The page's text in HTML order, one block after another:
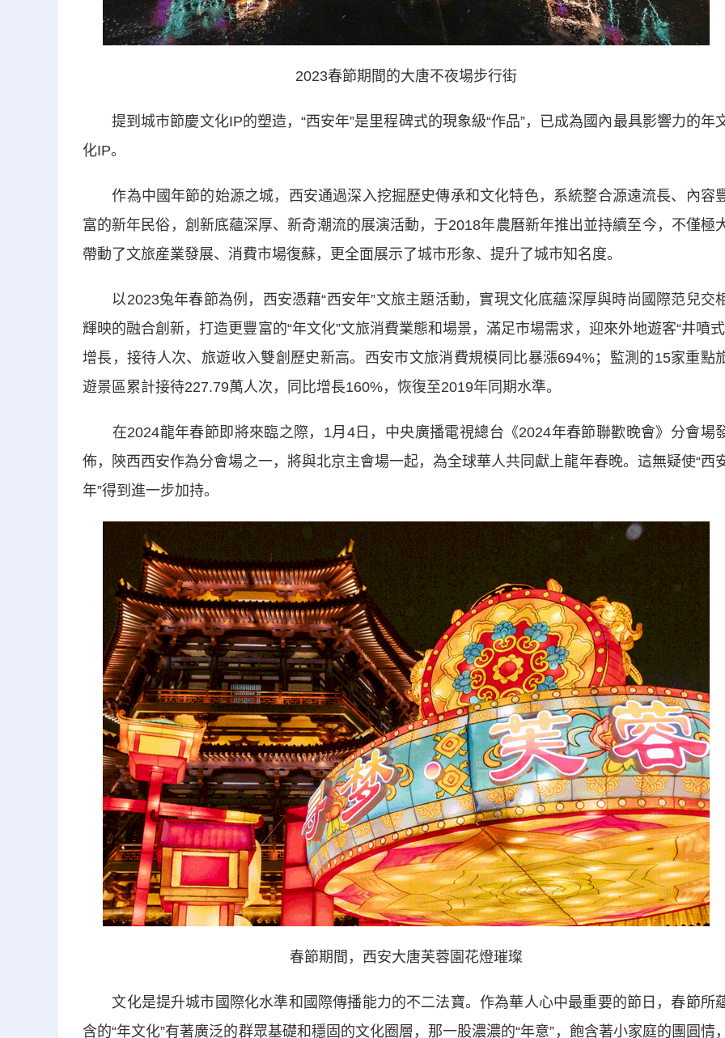
2023春節期間的大唐不夜場步行街
提到城市節慶文化IP的塑造，“西安年”是里程碑式的現象級“作品”，已成為國內最具影響力的年
化IP。
作為中國年節的始源之城，西安通過深入挖掘歷史傳承和文化特色，系統整合源遠流長、內容
富的新年民俗，創新底蘊深厚、新奇潮流的展演活動，于2018年農曆新年推出並持續至今，不僅極
帶動了文旅産業發展、消費市場復蘇，更全面展示了城市形象、提升了城市知名度。
以2023兔年春節為例，西安憑藉“西安年”文旅主題活動，實現文化底蘊深厚與時尚國際范兒交
輝映的融合創新，打造更豐富的“年文化”文旅消費業態和場景，滿足市場需求，迎來外地遊客“井噴式
增長，接待人次、旅遊收入雙創歷史新高。西安市文旅消費規模同比暴漲694%；監測的15家重點
遊景區累計接待227.79萬人次，同比增長160%，恢復至2019年同期水準。
在2024龍年春節即將來臨之際，1月4日，中央廣播電視總台《2024年春節聯歡晚會》分會場
佈，陝西西安作為分會場之一，將與北京主會場一起，為全球華人共同獻上龍年春晚。這無疑使“西
年”得到進一步加持。
春節期間，西安大唐芙蓉園花燈璀璨
文化是提升城市國際化水準和國際傳播能力的不二法寶。作為華人心中最重要的節日，春節所
含的“年文化”有著廣泛的群眾基礎和穩固的文化圈層，那一股濃濃的“年意”，飽含著小家庭的團圓情，